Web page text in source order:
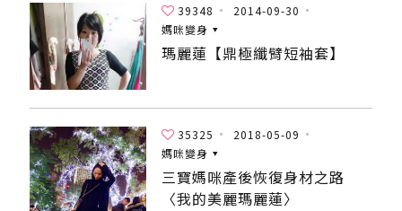
39348
2014-09-30
媽咪變身
瑪麗蓮【鼎極纖臂短袖套】
35325
2018-05-09
媽咪變身
三寶媽咪產後恢復身材之路
〈我的美麗瑪麗蓮〉